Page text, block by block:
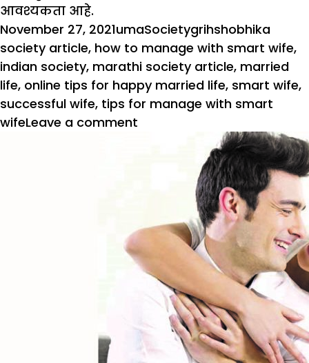
आवश्यकता आहे.
Posted
on
November 27, 2021Author
umaCategories
SocietyTags
grihshobhika
society article, how to manage with smart wife,
indian society, marathi society article, married
life, online tips for happy married life, smart wife,
successful wife, tips for manage with smart
wifeLeave a comment